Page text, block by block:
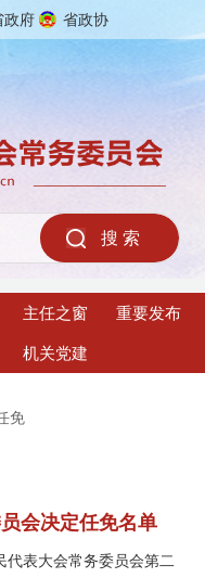
政府 省政协
主任之窗 重要发布
机关党建
免
会决定任免名单
代表大会常务委员会第二